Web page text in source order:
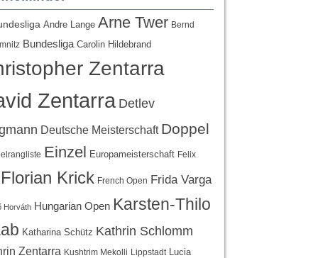
Andre Lange Arne Twer Bernd
Bundesliga Carolin Hildebrand
Zentarra
Zentarra Detlev
Deutsche Meisterschaft Doppel
Einzel Europameisterschaft Felix
Florian Krick French Open Frida Varga
Horváth Hungarian Open Karsten-Thilo
Katharina Schütz Kathrin Schlomm
Zentarra Kushtrim Mekolli Lippstadt
Lucia